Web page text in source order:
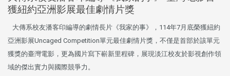
獲紐約亞洲影展最佳劇情片獎
大傳系校友潘客印編導的劇情長片《我家的事》，114年7月底榮獲紐約
亞洲影展Uncaged Competition單元最佳劇情片獎，不僅是首部於該單元
獲獎的臺灣電影，更為國片寫下嶄新里程碑，展現淡江校友於影視創作領
域的傑出實力與國際競爭力。